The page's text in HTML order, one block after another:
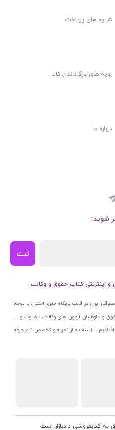
شیوه های پرداخت
رویه های بازگرداندن کالا
درباره ما
شوید:
ثبت
و اینترنتی کتاب حقوق و وکالت
ایران در قالب پایگاه خبری اختبار، با توجه
و داوطلبان آزمون های وکالت، قضاوت و ...
افتادیم با استفاده از تجربه و تخصص تیم حرفه
کنیم. به این منظور با راه اندازی و تجهیز
ارائه مطمئن ترین خدمات مجموعه بسیار کامل و
کرده ایم. علاوه بر این با بهره گیری از فناوری
کتابفروشی دادبازار است